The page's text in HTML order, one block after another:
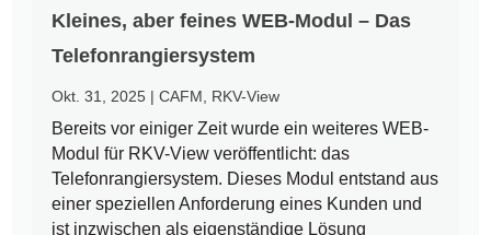
Kleines, aber feines WEB-Modul – Das
Telefonrangiersystem
Okt. 31, 2025 |CAFM RKV-View
Bereits vor einiger Zeit wurde ein weiteres WEB-
Modul für RKV-View veröffentlicht: das
Telefonrangiersystem. Dieses Modul entstand aus
einer speziellen Anforderung eines Kunden und
ist inzwischen als eigenständige Lösung